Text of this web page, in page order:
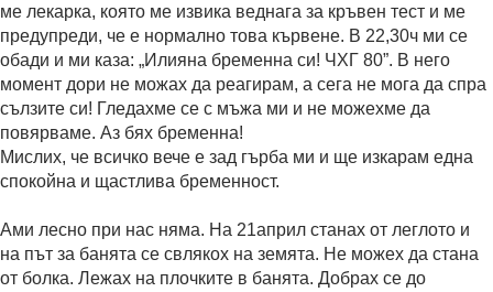
ме лекарка, която ме извика веднага за кръвен тест и ме
предупреди, че е нормално това кървене. В 22,30ч ми се
обади и ми каза: „Илияна бременна си! ЧХГ 80”. В него
момент дори не можах да реагирам, а сега не мога да спра
сълзите си! Гледахме се с мъжа ми и не можехме да
повярваме. Аз бях бременна!
Мислих, че всичко вече е зад гърба ми и ще изкарам една
спокойна и щастлива бременност.
Ами лесно при нас няма. На 21април станах от леглото и
на път за банята се свлякох на земята. Не можех да стана
от болка. Лежах на плочките в банята. Добрах се до